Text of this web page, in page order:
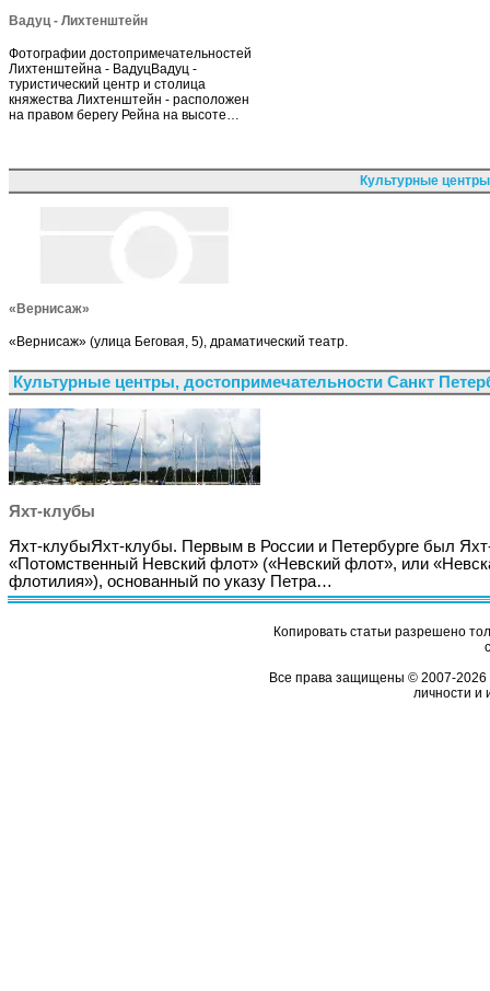
Вадуц - Лихтенштейн
Фотографии достопримечательностей
Лихтенштейна - ВадуцВадуц -
туристический центр и столица
княжества Лихтенштейн - расположен
на правом берегу Рейна на высоте…
Культурные
«Вернисаж»
«Вернисаж» (улица Беговая, 5), драматический театр.
Культурные центры, достопримечательности Санкт
Яхт-клубы
Яхт-клубыЯхт-клубы. Первым в России и Петербурге был
«Потомственный Невский флот» («Невский флот», или
флотилия»), основанный по указу Петра…
Копировать статьи разрешено
Все права защищены © 2007-2026
личности и